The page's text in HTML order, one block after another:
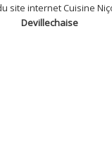
site internet Cuisine
Devillechaise